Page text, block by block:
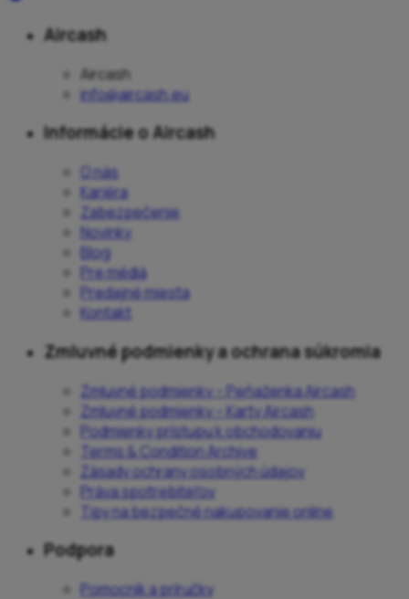
Aircash
Aircash
info@aircash.eu
Informácie o Aircash
O nás
Kariéra
Zabezpečenie
Novinky
Blog
Pre médiá
Predajné miesta
Kontakt
Zmluvné podmienky a ochrana súkromia
Zmluvné podmienky – Peňaženka Aircash
Zmluvné podmienky – Karty Aircash
Podmienky prístupu k obchodovaniu
Terms & Condition Archive
Zásady ochrany osobných údajov
Práva spotrebiteľov
Tipy na bezpečné nakupovanie online
Podpora
Pomocník a príručky